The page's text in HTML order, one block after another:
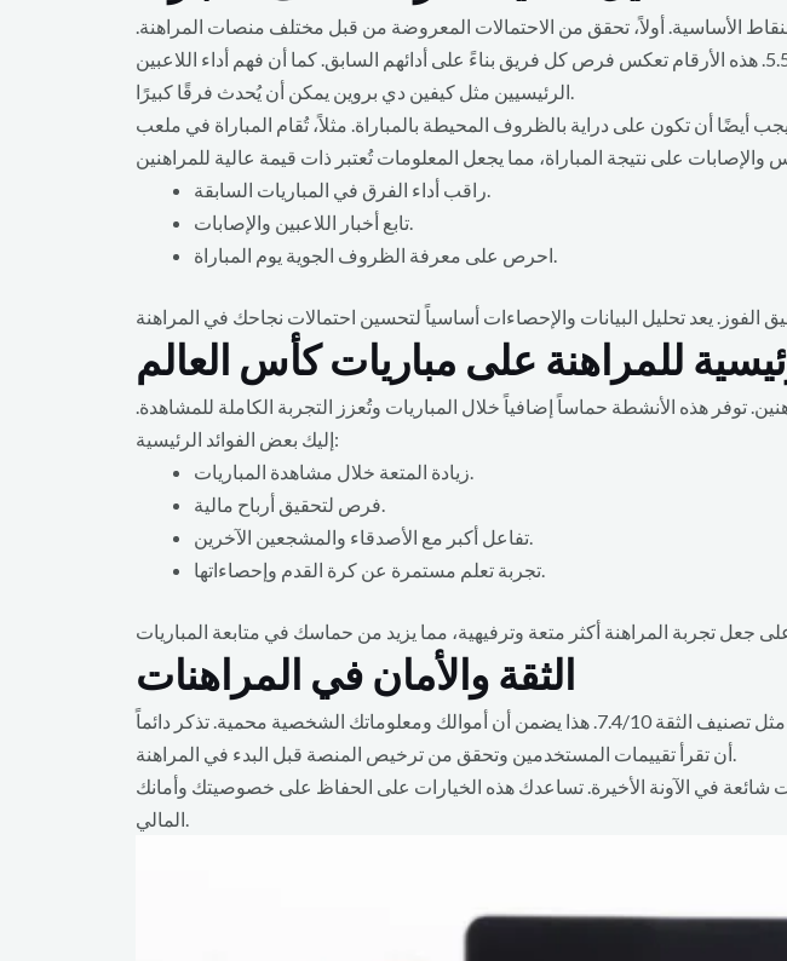
الأساسية. أولاً، تحقق من الاحتمالات المعروضة من قبل مختلف منصات المراهنة.
على سبيل المثال، تشير الاحتمالات إلى أن فوز إسبانيا يُقدَّر بـ 1.63، بينما فوز بلجيكا يُقدَّر بـ 5.5. هذه الأرقام تعكس فرص كل فريق بناءً على أدائهم السابق. كما أن فهم أداء اللاعبين
الرئيسيين مثل كيفين دي بروين يمكن أن يُحدث فرقًا كبيرًا.
يجب أيضًا أن تكون على دراية بالظروف المحيطة بالمباراة. مثلاً، تُقام المباراة في ملعب “SoFi Stadium” في إنجلوود بكاليفورنيا، وهو موقع يُمكن أن يؤثر على أداء الفرق. أضف إلى
راقب أداء الفرق في المباريات السابقة.
تابع أخبار اللاعبين والإصابات.
احرص على معرفة الظروف الجوية يوم المباراة.
للمراهنة على مباريات كأس العالم
توفر هذه الأنشطة حماساً إضافياً خلال المباريات وتُعزز التجربة الكاملة للمشاهدة.
إليك بعض الفوائد الرئيسية:
زيادة المتعة خلال مشاهدة المباريات.
فرص لتحقيق أرباح مالية.
تفاعل أكبر مع الأصدقاء والمشجعين الآخرين.
تجربة تعلم مستمرة عن كرة القدم وإحصاءاتها.
الثقة والأمان في المراهنات
عند المراهنة، يعد الأمان عاملاً حاسماً. من المهم اختيار منصات موثوقة لديها تقييمات عالية، مثل تصنيف الثقة 7.4/10. هذا يضمن أن أموالك ومعلوماتك الشخصية محمية. تذكر دائماً
أن تقرأ تقييمات المستخدمين وتحقق من ترخيص المنصة قبل البدء في المراهنة.
في الآونة الأخيرة. تساعدك هذه الخيارات على الحفاظ على خصوصيتك وأمانك
المالي.